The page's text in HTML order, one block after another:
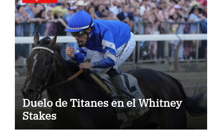
Duelo de Titanes en el Whitney
Stakes